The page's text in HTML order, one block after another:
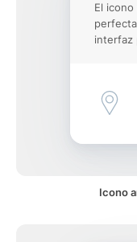
El icono
interfaz
Icono